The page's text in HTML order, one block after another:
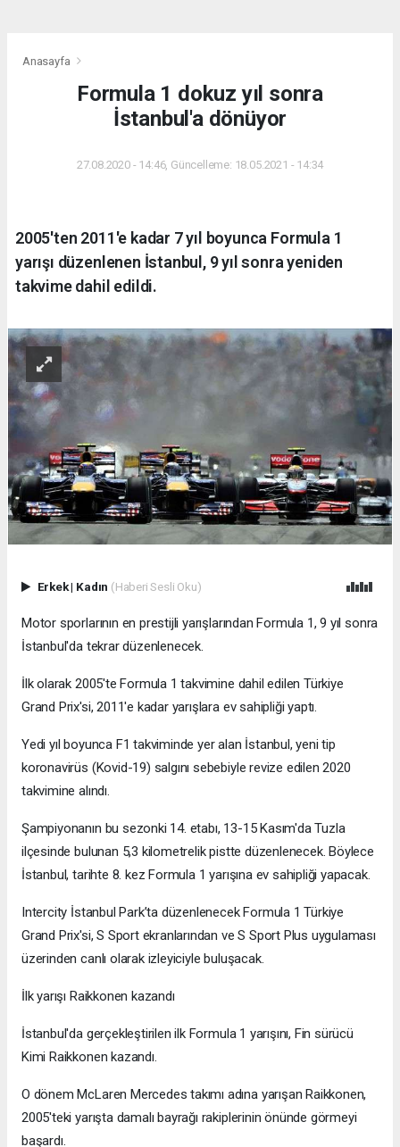
Anasayfa
Formula 1 dokuz yıl sonra
İstanbul'a dönüyor
27.08.2020 - 14:46, Güncelleme: 18.05.2021 - 14:34
2005'ten 2011'e kadar 7 yıl boyunca Formula 1
yarışı düzenlenen İstanbul, 9 yıl sonra yeniden
takvime dahil edildi.
Erkek| Kadın (Haberi Sesli Oku)
Motor sporlarının en prestijli yarışlarından Formula 1, 9 yıl sonra
İstanbul'da tekrar düzenlenecek.
İlk olarak 2005'te Formula 1 takvimine dahil edilen Türkiye
Grand Prix'si, 2011'e kadar yarışlara ev sahipliği yaptı.
Yedi yıl boyunca F1 takviminde yer alan İstanbul, yeni tip
koronavirüs (Kovid-19) salgını sebebiyle revize edilen 2020
takvimine alındı.
Şampiyonanın bu sezonki 14. etabı, 13-15 Kasım'da Tuzla
ilçesinde bulunan 5,3 kilometrelik pistte düzenlenecek. Böylece
İstanbul, tarihte 8. kez Formula 1 yarışına ev sahipliği yapacak.
Intercity İstanbul Park’ta düzenlenecek Formula 1 Türkiye
Grand Prix'si, S Sport ekranlarından ve S Sport Plus uygulaması
üzerinden canlı olarak izleyiciyle buluşacak.
İlk yarışı Raikkonen kazandı
İstanbul'da gerçekleştirilen ilk Formula 1 yarışını, Fin sürücü
Kimi Raikkonen kazandı.
O dönem McLaren Mercedes takımı adına yarışan Raikkonen,
2005'teki yarışta damalı bayrağı rakiplerinin önünde görmeyi
başardı.